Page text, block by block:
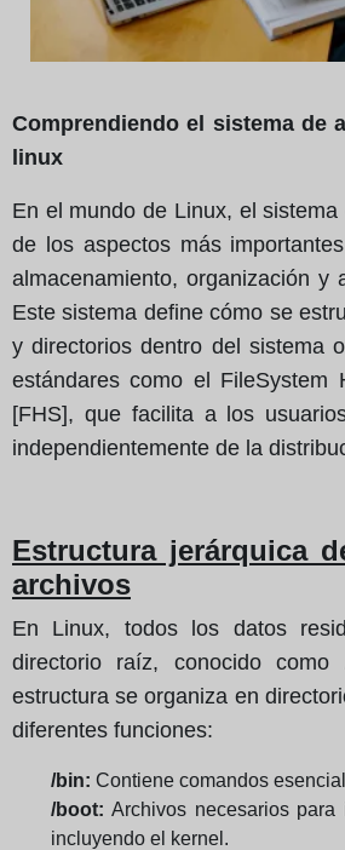
Comprendiendo el sistema de
linux
En el mundo de Linux, el
de los aspectos más
almacenamiento, organización y
Este sistema define cómo se
y directorios dentro del sistema
estándares como el FileSystem
[FHS], que facilita a los
independientemente de la
Estructura jerárquica
archivos
En Linux, todos los datos
directorio raíz, conocido
estructura se organiza en
diferentes funciones:
/bin: Contiene comandos
/boot: Archivos necesarios
incluyendo el kernel.